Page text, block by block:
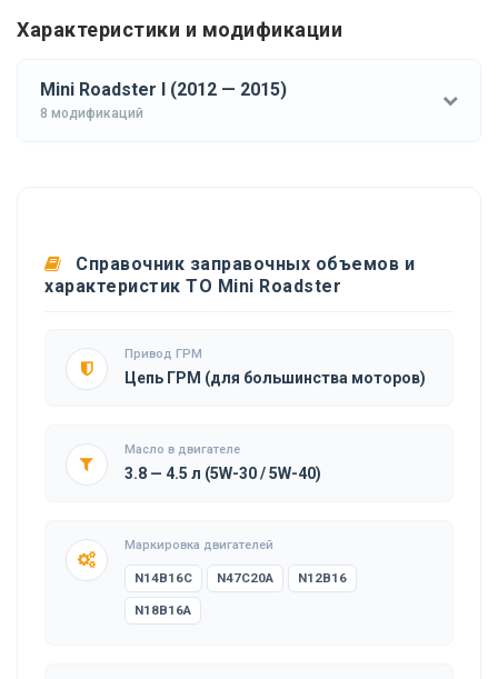
Характеристики и модификации
Mini Roadster I (2012 — 2015)
8 модификаций
Справочник заправочных объемов и
характеристик ТО Mini Roadster
Привод ГРМ
Цепь ГРМ (для большинства моторов)
Масло в двигателе
3.8 — 4.5 л (5W-30 / 5W-40)
Маркировка двигателей
N14B16C N47C20A N12B16
N18B16A